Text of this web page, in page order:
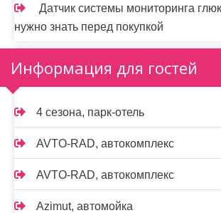
Датчик системы мониторинга
нужно знать перед покупкой
Информация для гостей
4 сезона, парк-отель
AVTO-RAD, автокомплекс
AVTO-RAD, автокомплекс
Azimut, автомойка